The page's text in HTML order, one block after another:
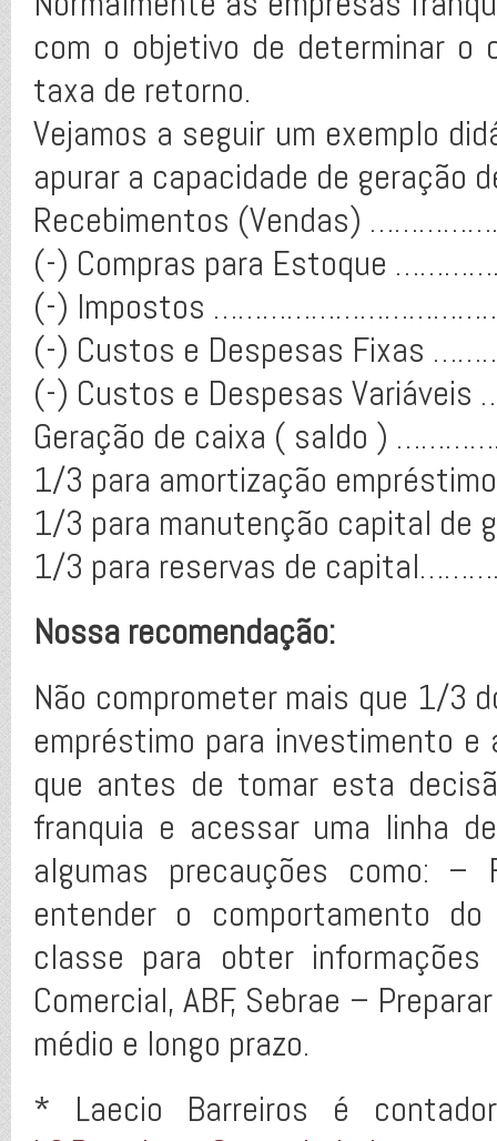
com o objetivo de determinar
taxa de retorno.
Vejamos a seguir um exemplo
apurar a capacidade de geração
Recebimentos (Vendas)
(-) Compras para Estoque
(-) Impostos
(-) Custos e Despesas Fixas
(-) Custos e Despesas
Geração de caixa ( saldo )
1/3 para amortização
1/3 para manutenção capital de
1/3 para reservas de
Nossa recomendação:
Não comprometer mais que 1/3
empréstimo para investimento
que antes de tomar esta
franquia e acessar uma linha
algumas precauções como: –
entender o comportamento
classe para obter
Comercial, ABF, Sebrae –
médio e longo prazo.
* Laecio Barreiros é